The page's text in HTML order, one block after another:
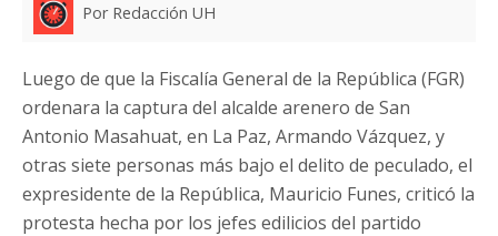
Por Redacción UH
Luego de que la Fiscalía General de la República (FGR)
ordenara la captura del alcalde arenero de San
Antonio Masahuat, en La Paz, Armando Vázquez, y
otras siete personas más bajo el delito de peculado, el
expresidente de la República, Mauricio Funes, criticó la
protesta hecha por los jefes edilicios del partido